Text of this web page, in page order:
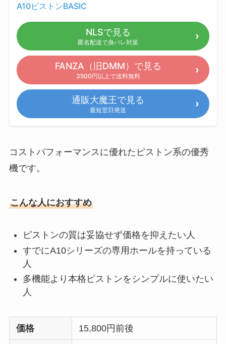
A10ピストンBASIC
NLSで見る
匿名配送で身バレ対策
FANZA（旧DMM）で見る
3500円以上で送料無料
通販大魔王で見る
最短翌日発送
コストパフォーマンスに優れたピストン系の優秀
機です。
こんな人におすすめ
ピストンの質は妥協せず価格を抑えたい人
すでにA10シリーズの専用ホールを持っている
人
多機能より本格ピストンをシンプルに使いたい
人
価格 15,800円前後